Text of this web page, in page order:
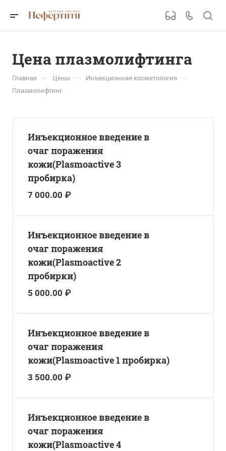
Цена плазмолифтинга
Главная — Цены — Инъекционная косметология —
Плазмолифтинг
Инъекционное введение в
очаг поражения
кожи(Plasmoactive 3
пробирка)
7 000.00 ₽
Инъекционное введение в
очаг поражения
кожи(Plasmoactive 2
пробирки)
5 000.00 ₽
Инъекционное введение в
очаг поражения
кожи(Plasmoactive 1 пробирка)
3 500.00 ₽
Инъекционное введение в
очаг поражения
кожи(Plasmoactive 4